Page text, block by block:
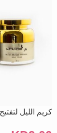
كريم الليل